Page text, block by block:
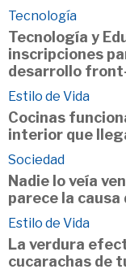
Tecnología
Tecnología y
inscripciones
desarrollo
Estilo de Vida
Cocinas
interior que
Sociedad
Nadie lo veía
parece la causa
Estilo de Vida
La verdura
cucarachas de